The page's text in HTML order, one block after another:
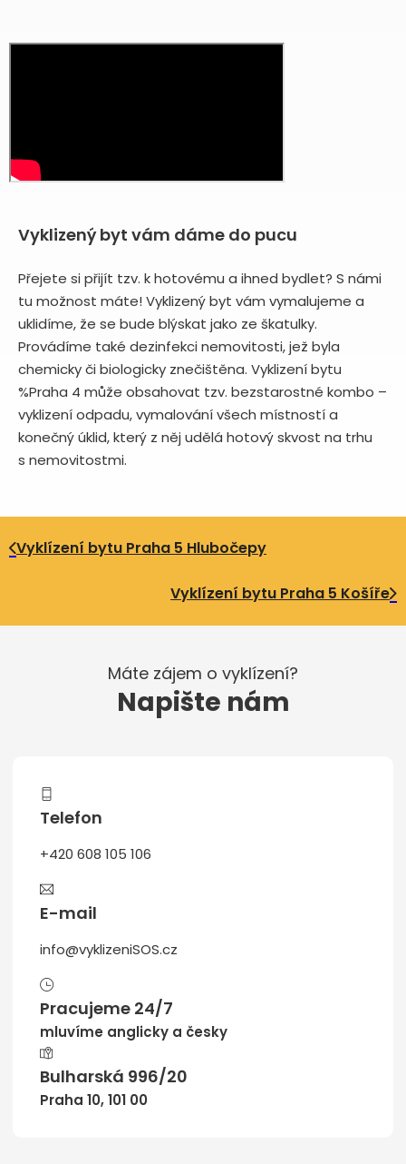
Vyklizený byt vám dáme do pucu
Přejete si přijít tzv. k hotovému a ihned bydlet? S námi
tu možnost máte! Vyklizený byt vám vymalujeme a
uklidíme, že se bude blýskat jako ze škatulky.
Provádíme také dezinfekci nemovitosti, jež byla
chemicky či biologicky znečištěna. Vyklizení bytu
%Praha 4 může obsahovat tzv. bezstarostné kombo –
vyklizení odpadu, vymalování všech místností a
konečný úklid, který z něj udělá hotový skvost na trhu
s nemovitostmi.
Vyklízení bytu Praha 5 Hlubočepy
Vyklízení bytu Praha 5 Košíře
Máte zájem o vyklízení?
Napište nám
Telefon
+420 608 105 106
E-mail
info@vyklizeniSOS.cz
Pracujeme 24/7
mluvíme anglicky a česky
Bulharská 996/20
Praha 10, 101 00